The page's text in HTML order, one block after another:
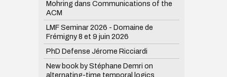
Mohring dans Communications of the
ACM
LMF Seminar 2026 - Domaine de
Frémigny 8 et 9 juin 2026
PhD Defense Jérome Ricciardi
New book by Stéphane Demri on
alternating-time temporal logics